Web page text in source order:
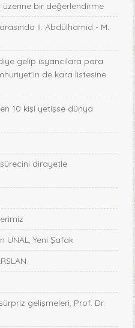
bir değerlendirme
II. Abdülhamid - M.
gelip isyancılara para
de kara listesine
10 kişi yetişse dünya
dirayetle
ÜNAL, Yeni Şafak
gelişmeleri, Prof. Dr.